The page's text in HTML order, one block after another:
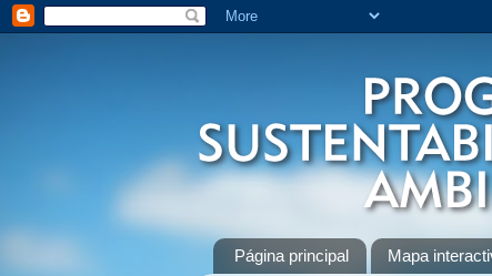
Página principal Mapa